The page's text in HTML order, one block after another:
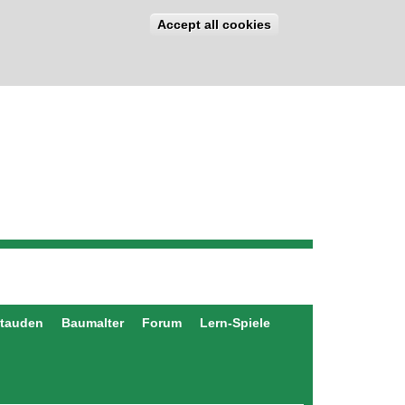
Accept all cookies
Baumalter Forum Lern-Spiele